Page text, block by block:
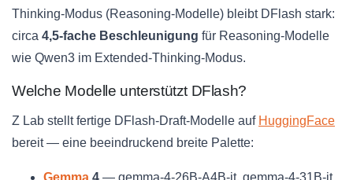
Thinking-Modus (Reasoning-Modelle) bleibt DFlash stark:
circa 4,5-fache Beschleunigung für Reasoning-Modelle
wie Qwen3 im Extended-Thinking-Modus.
Welche Modelle unterstützt DFlash?
Z Lab stellt fertige DFlash-Draft-Modelle auf HuggingFace
bereit — eine beeindruckend breite Palette:
Gemma 4 — gemma-4-26B-A4B-it, gemma-4-31B-it